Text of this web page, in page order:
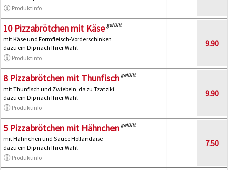
Produktinfo
10 Pizzabrötchen mit Käse gefüllt
mit Käse und Formfleisch-Vorderschinken
dazu ein Dip nach Ihrer Wahl
Produktinfo
9.90
8 Pizzabrötchen mit Thunfisch gefüllt
mit Thunfisch und Zwiebeln, dazu Tzatziki
dazu ein Dip nach Ihrer Wahl
Produktinfo
9.90
5 Pizzabrötchen mit Hähnchen gefüllt
mit Hähnchen und Sauce Hollandaise
dazu ein Dip nach Ihrer Wahl
Produktinfo
7.50